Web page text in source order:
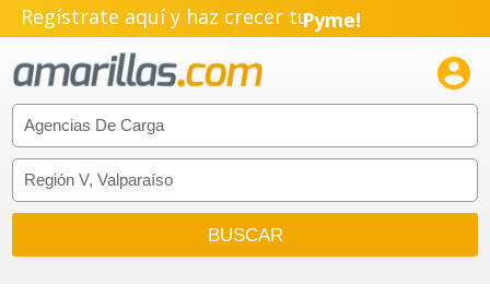
Regístrate aquí y haz crecer tuPyme!
Emprendimiento!
